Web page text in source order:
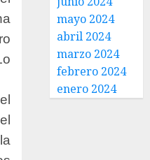
mayo 2024
abril 2024
marzo 2024
febrero 2024
enero 2024